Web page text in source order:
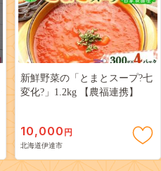
新鮮野菜の「とまとスープ?七
変化?」1.2kg 【農福連携】
10,000 円
北海道伊達市